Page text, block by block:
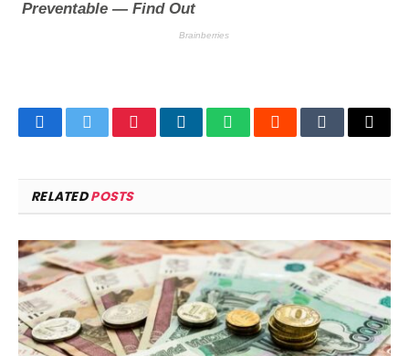
FacebookTwitterPinterestLinkedInWhatsAppRedditTumblrEmail
RELATEDPOSTS